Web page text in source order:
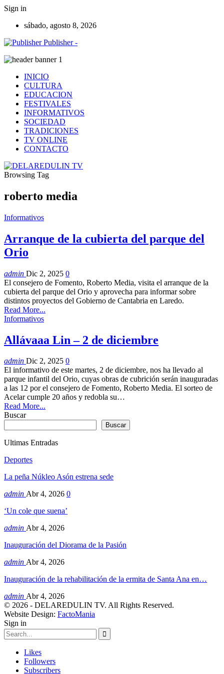
Sign in
sábado, agosto 8, 2026
Publisher -
INICIO
CULTURA
EDUCACION
FESTIVALES
INFORMATIVOS
SOCIEDAD
TRADICIONES
TV ONLINE
CONTACTO
Browsing Tag
roberto media
Informativos
Arranque de la cubierta del parque del
Orio
admin Dic 2, 2025 0
El consejero de Fomento, Roberto Media, visita el arranque de la
cubierta del parque del Orio y aprovecha para informar sobre
distintos proyectos del Gobierno de Cantabria en Laredo.
Read More...
Informativos
Allávaaa Lin – 2 de diciembre
admin Dic 2, 2025 0
El informativo de este martes, 2 de diciembre, nos ha llevado al
parque infantil del Orio, cuyas obras de cubrición serán inauguradas
a las 12 por el consejero de Fomento, Roberto Media. El sorteo de
Acelar cumple 20 años y redobla su…
Read More...
Buscar
Buscar
Ultimas Entradas
Deportes
La peña Núkleo Asón estrena sede
admin Abr 4, 2026 0
‘Un cole que suena’
admin Abr 4, 2026
Inauguración del Diorama de la Pasión
admin Abr 4, 2026
Inauguración de la rehabilitación de la ermita de Santa Ana en…
admin Abr 4, 2026
© 2026 - DELAREDULIN TV. All Rights Reserved.
Website Design: FactoMania
Sign in
Likes
Followers
Subscribers